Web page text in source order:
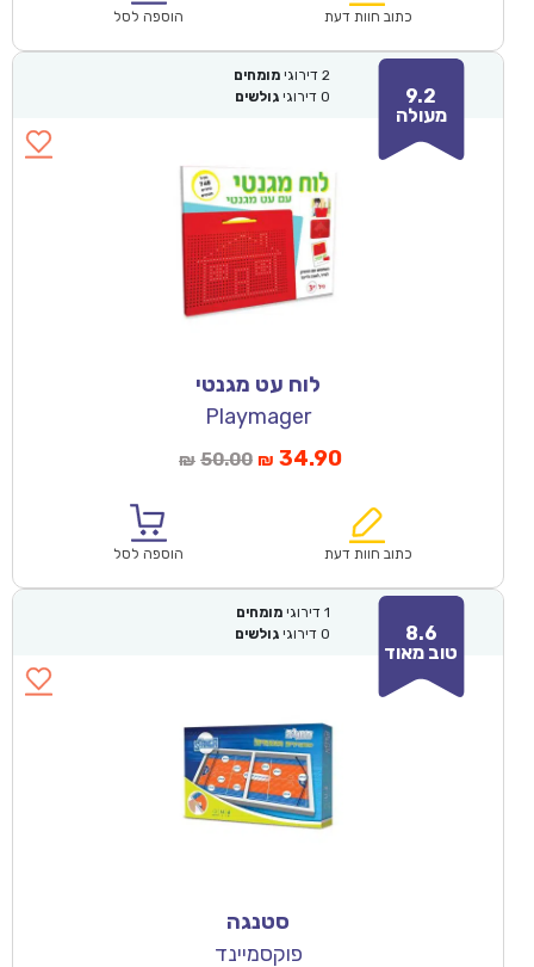
כתוב חוות דעת הוספה לסל
9.2
מעולה
2 דירוגימומחים
0 דירוגיגולשים
לוח עט מגנטי
Playmager
₪ 50.00 ₪ 34.90
כתוב חוות דעת הוספה לסל
8.6
טוב מאוד
דירוגימומחים
0 דירוגיגולשים
סטנגה
פוקסמיינד